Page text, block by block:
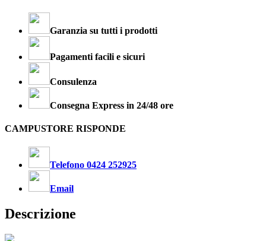
Garanzia su tutti i prodotti
Pagamenti facili e sicuri
Consulenza
Consegna Express in 24/48 ore
CAMPUSTORE RISPONDE
Telefono 0424 252925
Email
Descrizione